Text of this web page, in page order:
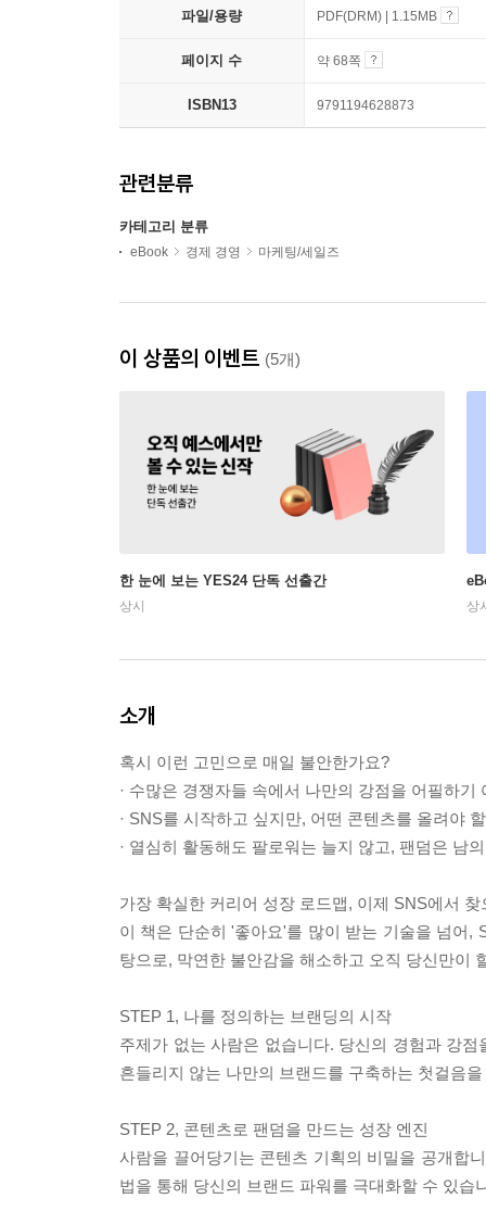
파일/용량 PDF(DRM) | 1.15MB
페이지 수 약 68쪽
ISBN13 9791194628873
관련분류
카테고리 분류
eBook 경제 경영 마케팅/세일즈
이 상품의 이벤트 (5개)
한 눈에 보는 YES24 단독 선출간
상시 상
소개
혹시 이런 고민으로 매일 불안한가요?
· 수많은 경쟁자들 속에서 나만의 강점을 어필하기
· SNS를 시작하고 싶지만, 어떤 콘텐츠를 올려야
· 열심히 활동해도 팔로워는 늘지 않고, 팬덤은 남
가장 확실한 커리어 성장 로드맵, 이제 SNS에서 찾
이 책은 단순히 '좋아요'를 많이 받는 기술을 넘어,
탕으로, 막연한 불안감을 해소하고 오직 당신만이
STEP 1, 나를 정의하는 브랜딩의 시작
주제가 없는 사람은 없습니다. 당신의 경험과 강
흔들리지 않는 나만의 브랜드를 구축하는 첫걸음
STEP 2, 콘텐츠로 팬덤을 만드는 성장 엔진
사람을 끌어당기는 콘텐츠 기획의 비밀을 공개합
법을 통해 당신의 브랜드 파워를 극대화할 수 있습